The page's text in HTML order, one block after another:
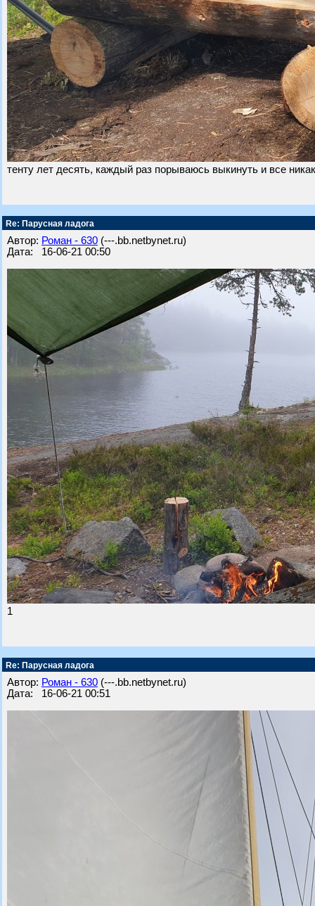
тенту лет десять, каждый раз порываюсь выкинуть и все
Re: Парусная ладога
Автор: Роман - 630 (---.bb.netbynet.ru)
Дата: 16-06-21 00:50
1
Re: Парусная ладога
Автор: Роман - 630 (---.bb.netbynet.ru)
Дата: 16-06-21 00:51